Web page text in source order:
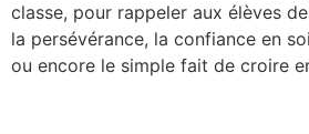
classe, pour rappeler aux élèves
la persévérance, la confiance en
ou encore le simple fait de croire